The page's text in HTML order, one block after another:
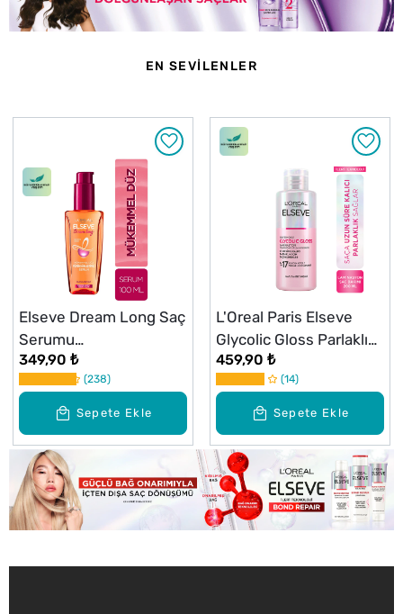
EN SEVİLENLER
Sepete Ekle
Elseve Dream Long Saç
Serumu
Pürüzsüzleştirici 100 ml
349,90 ₺
238
Sepete Ekle
L'Oreal Paris Elseve
Glycolic Gloss Parlaklığı
Saça Mühürleyen
Laminasyon 5 Dakikada
Durulanan Bakım 200
ml
459,90 ₺
14